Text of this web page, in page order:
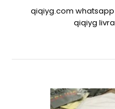
qiqiyg.com
qiqiyg